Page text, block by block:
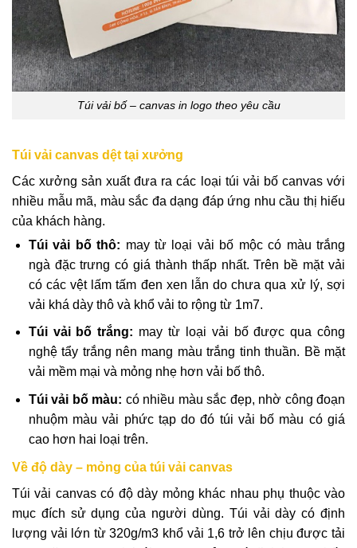
Túi vải bố – canvas in logo theo yêu cầu
Túi vải canvas dệt tại xưởng
Các xưởng sản xuất đưa ra các loại túi vải bố canvas với
nhiều mẫu mã, màu sắc đa dạng đáp ứng nhu cầu thị hiếu
của khách hàng.
Túi vải bố thô: may từ loại vải bố mộc có màu trắng
ngà đặc trưng có giá thành thấp nhất. Trên bề mặt vải
có các vệt lấm tấm đen xen lẫn do chưa qua xử lý, sợi
vải khá dày thô và khổ vải to rộng từ 1m7.
Túi vải bố trắng: may từ loại vải bố được qua công
nghệ tẩy trắng nên mang màu trắng tinh thuần. Bề mặt
vải mềm mại và mỏng nhẹ hơn vải bố thô.
Túi vải bố màu: có nhiều màu sắc đẹp, nhờ công đoạn
nhuộm màu vải phức tạp do đó túi vải bố màu có giá
cao hơn hai loại trên.
Về độ dày – mỏng của túi vải canvas
Túi vải canvas có độ dày mỏng khác nhau phụ thuộc vào
mục đích sử dụng của người dùng. Túi vải dày có định
lượng vải lớn từ 320g/m3 khổ vải 1,6 trở lên chịu được tải